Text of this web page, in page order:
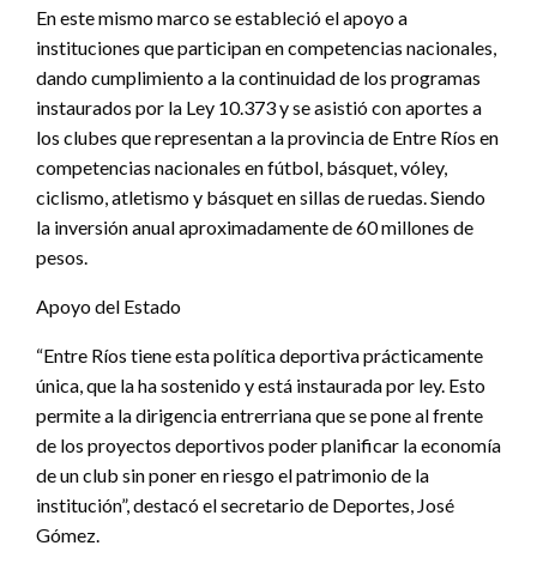
En este mismo marco se estableció el apoyo a
instituciones que participan en competencias nacionales,
dando cumplimiento a la continuidad de los programas
instaurados por la Ley 10.373 y se asistió con aportes a
los clubes que representan a la provincia de Entre Ríos en
competencias nacionales en fútbol, básquet, vóley,
ciclismo, atletismo y básquet en sillas de ruedas. Siendo
la inversión anual aproximadamente de 60 millones de
pesos.
Apoyo del Estado
“Entre Ríos tiene esta política deportiva prácticamente
única, que la ha sostenido y está instaurada por ley. Esto
permite a la dirigencia entrerriana que se pone al frente
de los proyectos deportivos poder planificar la economía
de un club sin poner en riesgo el patrimonio de la
institución”, destacó el secretario de Deportes, José
Gómez.